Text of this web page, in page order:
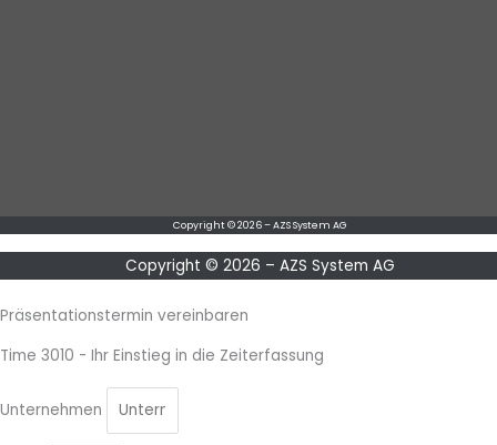
Copyright © 2026 – AZS System AG
Copyright © 2026 – AZS System AG
Präsentationstermin vereinbaren
Time 3010 - Ihr Einstieg in die Zeiterfassung
Unternehmen